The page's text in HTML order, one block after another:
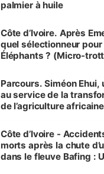
palmier à huile
Côte d’Ivoire. Après
quel sélectionneur pour
Éléphants ? (Micro-
Parcours. Siméon Ehui,
au service de la
de l’agriculture africaine
Côte d’Ivoire -
morts après la chute
dans le fleuve Bafing :